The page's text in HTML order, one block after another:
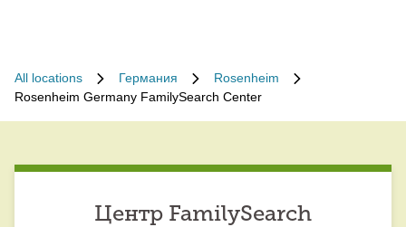
All locations Германия
Rosenheim
Rosenheim Germany FamilySearch Center
Центр FamilySearch